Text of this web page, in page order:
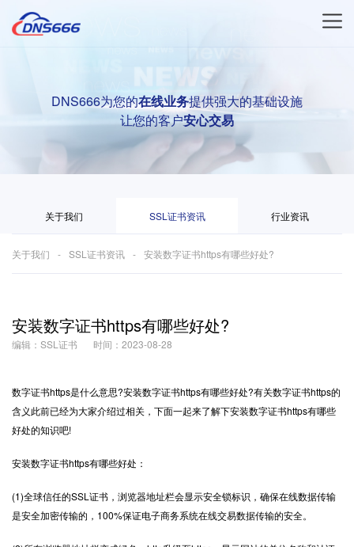
DNS666为您的在线业务提供强大的基础设施
让您的客户安心交易
关于我们 SSL证书资讯 行业资讯
关于我们 SSL证书资讯 安装数字证书https有哪些好处?
安装数字证书https有哪些好处?
编辑：SSL证书 时间：2023-08-28
数字证书https是什么意思?安装数字证书https有哪些好处?有关数字证书https的
含义此前已经为大家介绍过相关，下面一起来了解下安装数字证书https有哪些
好处的知识吧!
安装数字证书https有哪些好处：
(1)全球信任的SSL证书，浏览器地址栏会显示安全锁标识，确保在线数据传输
是安全加密传输的，100%保证电子商务系统在线交易数据传输的安全。